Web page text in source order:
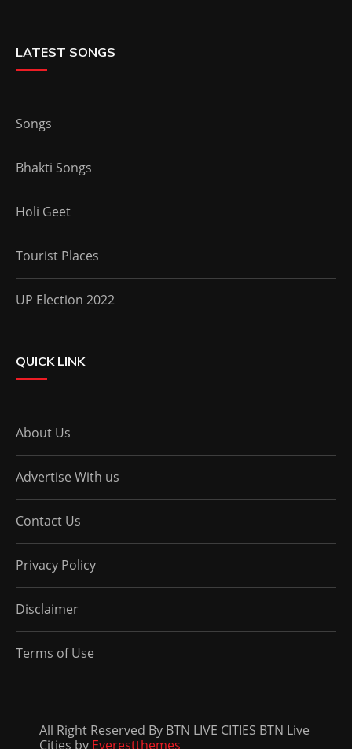
LATEST SONGS
Songs
Bhakti Songs
Holi Geet
Tourist Places
UP Election 2022
QUICK LINK
About Us
Advertise With us
Contact Us
Privacy Policy
Disclaimer
Terms of Use
All Right Reserved By BTN LIVE CITIES BTN Live
Cities by Everestthemes